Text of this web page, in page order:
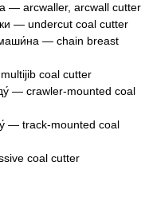
— arcwaller, arcwall cutter
— undercut coal cutter
маши́на — chain breast
coal cutter
— crawler-mounted coal
— track-mounted coal
coal cutter